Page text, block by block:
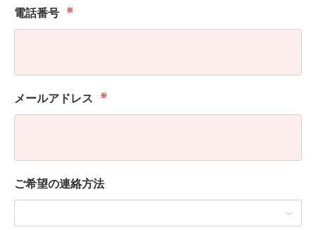
電話番号 ※
メールアドレス ※
ご希望の連絡方法